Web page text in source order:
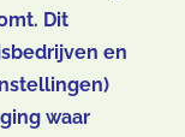
Dit
en
waar